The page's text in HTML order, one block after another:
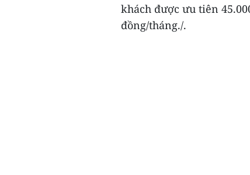
khách được ưu tiên
đồng/tháng./.